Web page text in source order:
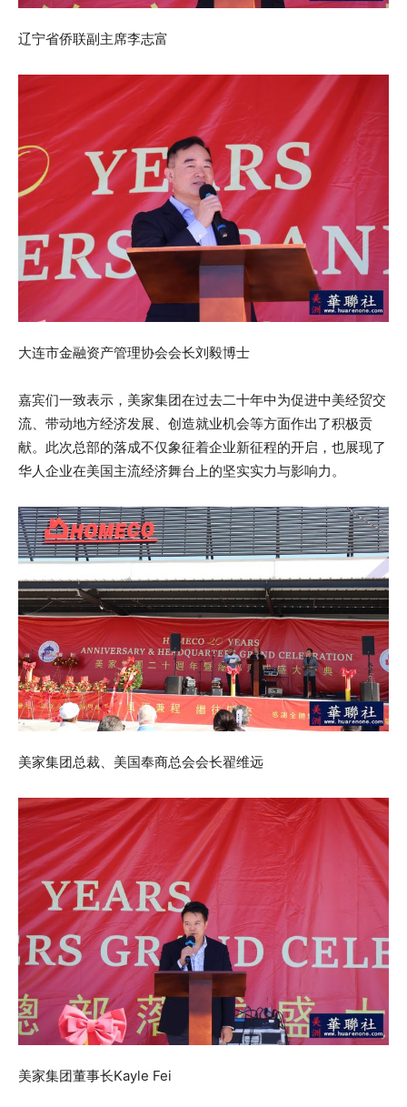
辽宁省侨联副主席李志富
大连市金融资产管理协会会长刘毅博士
嘉宾们一致表示，美家集团在过去二十年中为促进中美经贸交
流、带动地方经济发展、创造就业机会等方面作出了积极贡
献。此次总部的落成不仅象征着企业新征程的开启，也展现了
华人企业在美国主流经济舞台上的坚实实力与影响力。
美家集团总裁、美国奉商总会会长翟维远
美家集团董事长Kayle Fei